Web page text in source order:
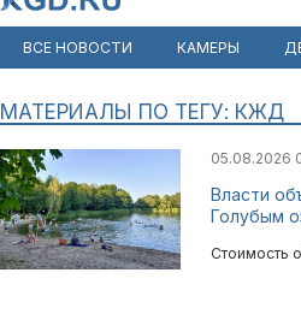
ВСЕ НОВОСТИ КАМЕРЫ
МАТЕРИАЛЫ ПО ТЕГУ: КЖД
05.08.2026
Власти
Голубым
Стоимость